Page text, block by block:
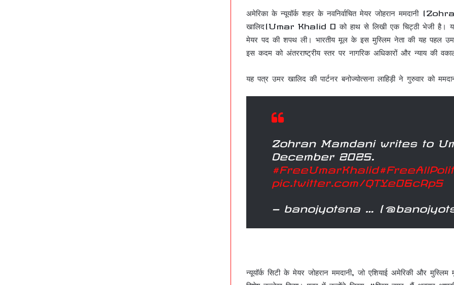
अमेरिका के न्यूयॉर्क शहर के नवनिर्वाचित मेयर जोहरान ममदानी
खालिद(Umar Khalid 0 को हाथ से लिखी एक चिट्ठी भेजी है।
मेयर पद की शपथ ली। भारतीय मूल के इस मुस्लिम नेता की यह पहल
इस कदम को अंतरराष्ट्रीय स्तर पर नागरिक अधिकारों और न्याय की
यह पत्र उमर खालिद की पार्टनर बनोज्योत्सना लाहिड़ी ने गुरुवार को
Zohran Mamdani writes to
December 2025.
#FreeUmarKhalid
pic.twitter.com/QTYe06cRp5
— banojyotsna …
न्यूयॉर्क सिटी के मेयर जोहरान ममदानी, जो एशियाई अमेरिकी और
विशेष उल्लेख किया। पत्र में उन्होंने लिखा, “प्रिय उमर, मैं अक्सर